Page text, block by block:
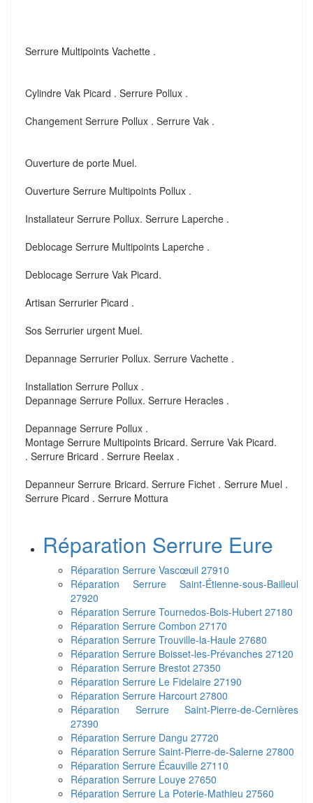
Serrure Multipoints Vachette .
Cylindre Vak Picard . Serrure Pollux .
Changement Serrure Pollux . Serrure Vak .
Ouverture de porte Muel.
Ouverture Serrure Multipoints Pollux .
Installateur Serrure Pollux. Serrure Laperche .
Deblocage Serrure Multipoints Laperche .
Deblocage Serrure Vak Picard.
Artisan Serrurier Picard .
Sos Serrurier urgent Muel.
Depannage Serrurier Pollux. Serrure Vachette .
Installation Serrure Pollux .
Depannage Serrure Pollux. Serrure Heracles .
Depannage Serrure Pollux .
Montage Serrure Multipoints Bricard. Serrure Vak Picard.
. Serrure Bricard . Serrure Reelax .
Depanneur Serrure Bricard. Serrure Fichet . Serrure Muel .
Serrure Picard . Serrure Mottura
Réparation Serrure Eure
Réparation Serrure Vascœuil 27910
Réparation Serrure Saint-Étienne-sous-Bailleul
27920
Réparation Serrure Tournedos-Bois-Hubert 27180
Réparation Serrure Combon 27170
Réparation Serrure Trouville-la-Haule 27680
Réparation Serrure Boisset-les-Prévanches 27120
Réparation Serrure Brestot 27350
Réparation Serrure Le Fidelaire 27190
Réparation Serrure Harcourt 27800
Réparation Serrure Saint-Pierre-de-Cernières
27390
Réparation Serrure Dangu 27720
Réparation Serrure Saint-Pierre-de-Salerne 27800
Réparation Serrure Écauville 27110
Réparation Serrure Louye 27650
Réparation Serrure La Poterie-Mathieu 27560